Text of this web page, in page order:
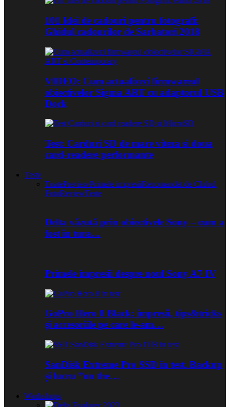
101 Idei de cadouri pentru fotografi:
Ghidul cadourilor de Sarbatori 2018
VIDEO: Cum actualizezi firmwareul
obiectivelor Sigma ART cu adaptorul USB
Dock
Test: Carduri SD de mare viteza si doua
card-readere performante
Teste
ToatePreviewPrimele impresiiRecomandat de Clubul
FotoReviewTeste
Delta văzută prin obiectivele Sony – cum a
fost în tura…
Primele impresii despre noul Sony A7 IV
GoPro Hero 8 Black: impresii, tips&tricks
și accesoriile pe care le-am…
SanDisk Extreme Pro SSD în test. Backup
și lucru ”on the…
Workshops